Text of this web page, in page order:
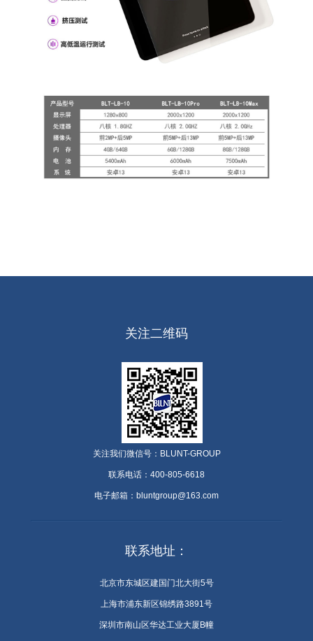
关注二维码
关注我们微信号：BLUNT-GROUP
联系电话：400-805-6618
电子邮箱：bluntgroup@163.com
联系地址：
北京市东城区建国门北大街5号
上海市浦东新区锦绣路3891号
深圳市南山区华达工业大厦B幢